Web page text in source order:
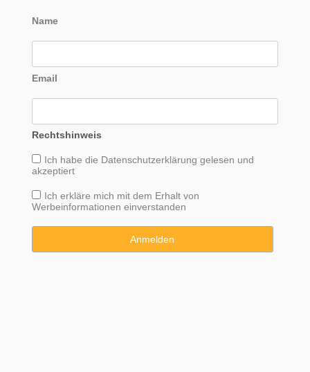
Name
Email
Rechtshinweis
Ich habe die Datenschutzerklärung gelesen und
akzeptiert
Ich erkläre mich mit dem Erhalt von
Werbeinformationen einverstanden